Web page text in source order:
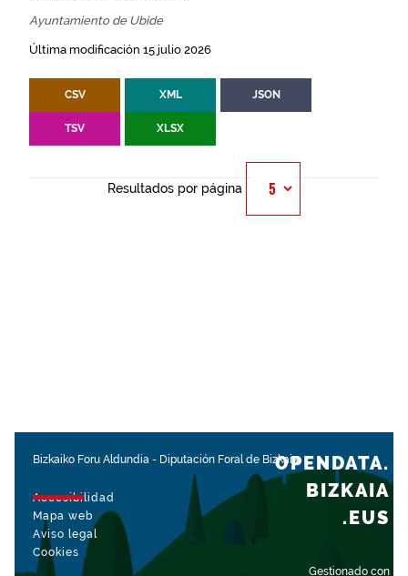
Ayuntamiento de Ubide
Última modificación 15 julio 2026
CSV XML JSON
TSV XLSX
Resultados por página
Bizkaiko Foru Aldundia - Diputación Foral de Bizkaia
Accesibilidad
Mapa web
Aviso legal
Cookies
Gestionado con
OPENDATA.
BIZKAIA
.EUS